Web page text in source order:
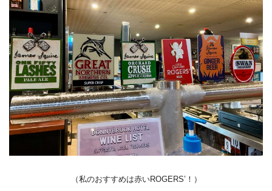
（私のおすすめは赤いROGERS’！）